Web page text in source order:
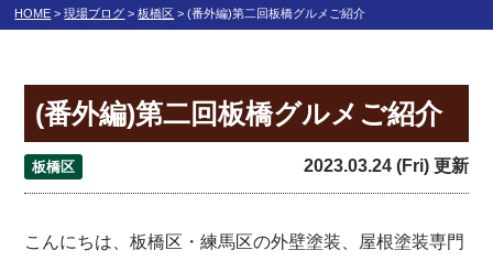
HOME >現場ブログ >板橋区 >(番外編)第二回板橋グルメご紹介
(番外編)第二回板橋グルメご紹介
板橋区 2023.03.24 (Fri) 更新
こんにちは、板橋区・練馬区の外壁塗装、屋根塗装専門